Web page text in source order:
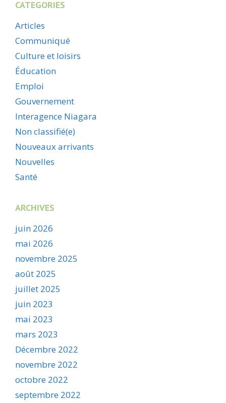
CATEGORIES
Articles
Communiqué
Culture et loisirs
Éducation
Emploi
Gouvernement
Interagence Niagara
Non classifié(e)
Nouveaux arrivants
Nouvelles
Santé
ARCHIVES
juin 2026
mai 2026
novembre 2025
août 2025
juillet 2025
juin 2023
mai 2023
mars 2023
Décembre 2022
novembre 2022
octobre 2022
septembre 2022